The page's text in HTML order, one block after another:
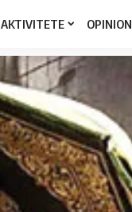
AKTIVITETE OPINION